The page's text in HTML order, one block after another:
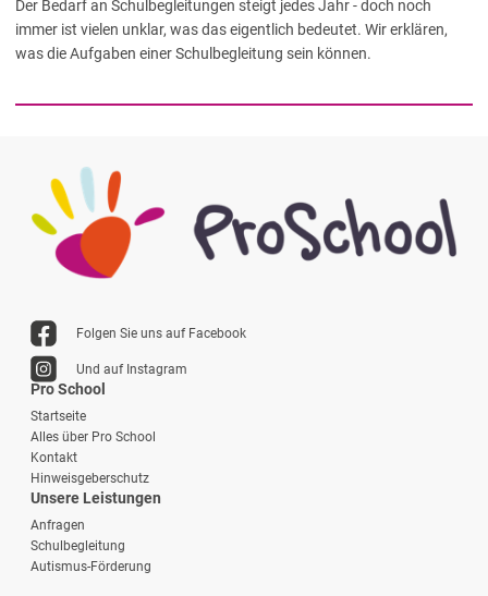
Der Bedarf an Schulbegleitungen steigt jedes Jahr - doch noch
immer ist vielen unklar, was das eigentlich bedeutet. Wir erklären,
was die Aufgaben einer Schulbegleitung sein können.
Folgen Sie uns auf Facebook
Und auf Instagram
Pro School
Startseite
Alles über Pro School
Kontakt
Hinweisgeberschutz
Unsere Leistungen
Anfragen
Schulbegleitung
Autismus-Förderung